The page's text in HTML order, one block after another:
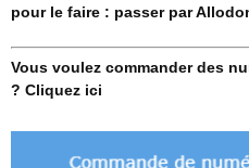
pour le faire : passer par
Vous voulez commander des
? Cliquez ici